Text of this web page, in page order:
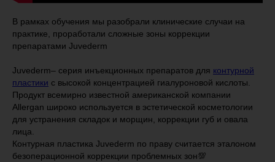
В рамках обучения мы разобрали клинические случаи на
практике, проработали сложные зоны коррекции
препаратами Juvederm
Juvederm– серия инъекционных препаратов для контурной
пластики с высокой концентрацией гиалуроновой кислоты.
Продукт всемирно известной американской компании
Allergan широко используется в эстетической косметологии
для устранения складок и морщин, коррекции губ и овала
лица.
Контурная пластика Juvederm по праву считается эталоном
безоперационной коррекции проблемных зон💯⠀